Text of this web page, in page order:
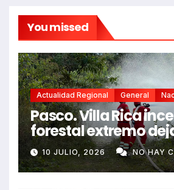
You missed
Actualidad Regional General
Pasco. Villa Rica
forestal extremo
fallecidos y heridos
10 JULIO, 2026 NO HAY